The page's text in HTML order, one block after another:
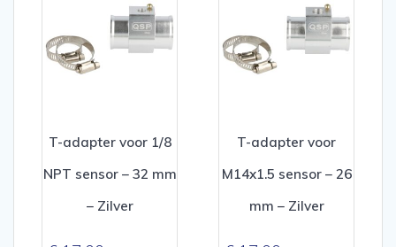
T-adapter voor 1/8
NPT sensor – 32 mm
– Zilver
T-adapter voor
M14x1.5 sensor – 26
mm – Zilver